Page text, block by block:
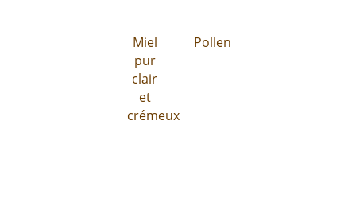
Miel
pur
clair
et
crémeux
Pollen